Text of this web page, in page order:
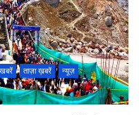
ताज़ा ख़बरें
न्यूज़